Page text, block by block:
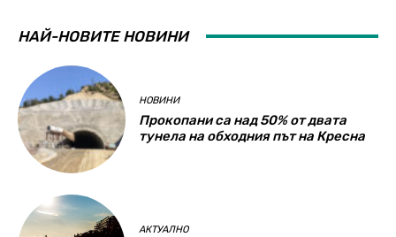
НАЙ-НОВИТЕ НОВИНИ
НОВИНИ
Прокопани са над 50% от двата
тунела на обходния път на Кресна
АКТУАЛНО